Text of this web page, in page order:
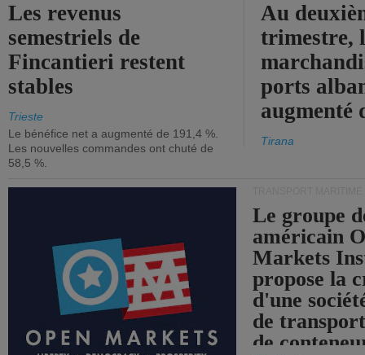
Les revenus
semestriels de
Fincantieri restent
stables
Trieste
Le bénéfice net a augmenté de 191,4 %.
Les nouvelles commandes ont chuté de
58,5 %.
Au
trimestre,
ports
augmenté
Tirana
Le groupe
américain
Markets
propose la
d'une
de
de